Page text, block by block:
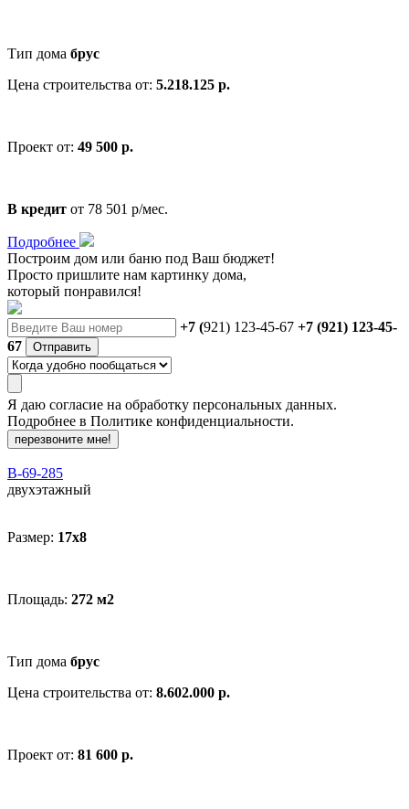
Тип дома брус
Цена строительства от: 5.218.125 р.
Проект от: 49 500 р.
В кредит от 78 501 р/мес.
Подробнее
Построим дом или баню под Ваш бюджет!
Просто пришлите нам картинку дома,
который понравился!
+7 (921) 123-45-67 +7 (921) 123-45-
67
Отправить
Я даю согласие на обработку персональных данных.
Подробнее в Политике конфиденциальности.
перезвоните мне!
В-69-285
двухэтажный
Размер: 17x8
Площадь: 272 м2
Тип дома брус
Цена строительства от: 8.602.000 р.
Проект от: 81 600 р.